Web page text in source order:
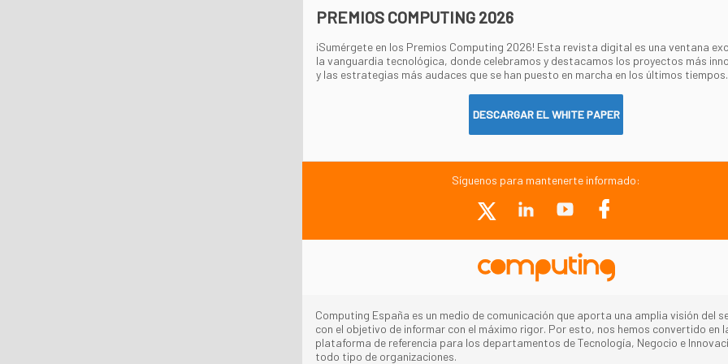
PREMIOS COMPUTING 2026
¡Sumérgete en los Premios Computing 2026! Esta revista digital es una ventana
la vanguardia tecnológica, donde celebramos y destacamos los proyectos más
y las estrategias más audaces que se han puesto en marcha en los últimos tiempos.
DESCARGAR EL WHITE PAPER
Síguenos para mantenerte informado:
Computing España es un medio de comunicación que aporta una amplia visión del
con el objetivo de informar con el máximo rigor. Por esto, nos hemos convertido en
plataforma de referencia para los departamentos de Tecnología, Negocio e
todo tipo de organizaciones.